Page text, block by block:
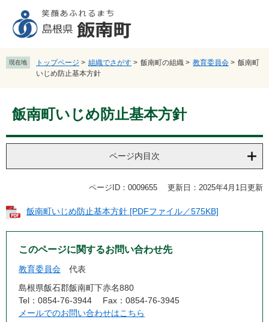
先
頭
を
飛
へ
現在地 トップページ > 組織でさがす > 飯南町の組織 > 教育委員会 > 飯南町
いじめ防止基本方針
文飯南町いじめ防止基本方針
ページ内目次
ページID：0009655 更新日：2025年4月1日更新
飯南町いじめ防止基本方針 [PDFファイル／575KB]
このページに関するお問い合わせ先
教育委員会
代表
島根県飯石郡飯南町下赤名880
Tel：0854-76-3944
Fax：0854-76-3945
メールでのお問い合わせはこちら